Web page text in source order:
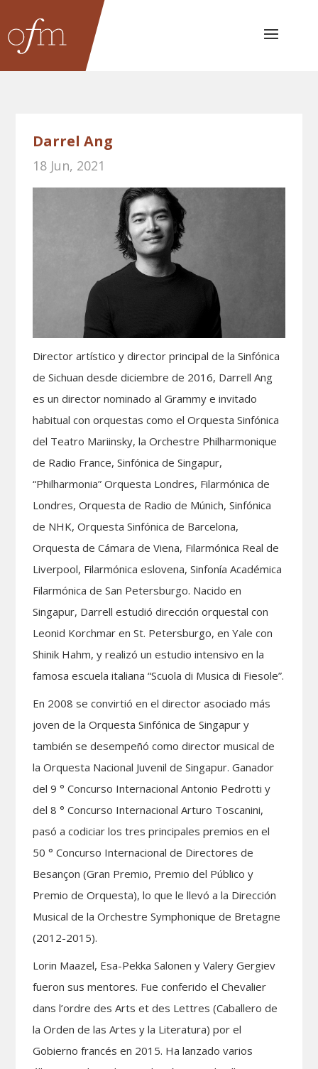
Darrel Ang
18 Jun, 2021
Director artístico y director principal de la Sinfónica
de Sichuan desde diciembre de 2016, Darrell Ang
es un director nominado al Grammy e invitado
habitual con orquestas como el Orquesta Sinfónica
del Teatro Mariinsky, la Orchestre Philharmonique
de Radio France, Sinfónica de Singapur,
“Philharmonia” Orquesta Londres, Filarmónica de
Londres, Orquesta de Radio de Múnich, Sinfónica
de NHK, Orquesta Sinfónica de Barcelona,
Orquesta de Cámara de Viena, Filarmónica Real de
Liverpool, Filarmónica eslovena, Sinfonía Académica
Filarmónica de San Petersburgo. Nacido en
Singapur, Darrell estudió dirección orquestal con
Leonid Korchmar en St. Petersburgo, en Yale con
Shinik Hahm, y realizó un estudio intensivo en la
famosa escuela italiana “Scuola di Musica di Fiesole”.
En 2008 se convirtió en el director asociado más
joven de la Orquesta Sinfónica de Singapur y
también se desempeñó como director musical de
la Orquesta Nacional Juvenil de Singapur. Ganador
del 9 ° Concurso Internacional Antonio Pedrotti y
del 8 ° Concurso Internacional Arturo Toscanini,
pasó a codiciar los tres principales premios en el
50 ° Concurso Internacional de Directores de
Besançon (Gran Premio, Premio del Público y
Premio de Orquesta), lo que le llevó a la Dirección
Musical de la Orchestre Symphonique de Bretagne
(2012-2015).
Lorin Maazel, Esa-Pekka Salonen y Valery Gergiev
fueron sus mentores. Fue conferido el Chevalier
dans l’ordre des Arts et des Lettres (Caballero de
la Orden de las Artes y la Literatura) por el
Gobierno francés en 2015. Ha lanzado varios